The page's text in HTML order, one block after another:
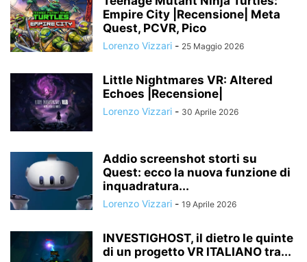
Empire City |Recensione| Meta
Quest, PCVR, Pico
Lorenzo Vizzari - 25 Maggio 2026
Little Nightmares VR: Altered
Echoes |Recensione|
Lorenzo Vizzari - 30 Aprile 2026
Addio screenshot storti su
Quest: ecco la nuova funzione di
inquadratura...
Lorenzo Vizzari - 19 Aprile 2026
INVESTIGHOST, il dietro le quinte
di un progetto VR ITALIANO tra...